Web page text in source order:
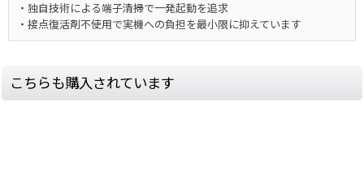
・独自技術による端子清掃で一発起動を追求
・接点復活剤不使用で実機への負担を最小限に抑えています
こちらも購入されています